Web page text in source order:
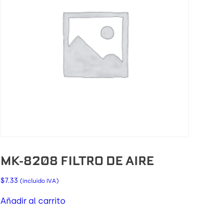
MK-8208 FILTRO DE AIRE
$7.33 (incluido IVA)
Añadir al carrito